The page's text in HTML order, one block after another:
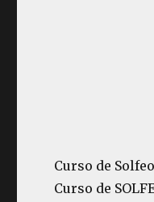
Curso de
Curso de